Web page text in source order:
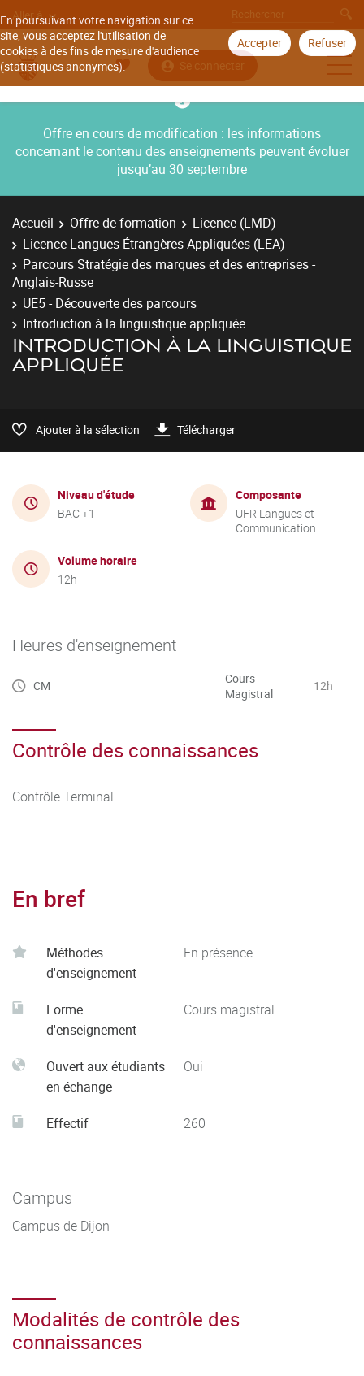
En poursuivant votre navigation sur ce
site, vous acceptez l'utilisation de
cookies à des fins de mesure d'audience
(statistiques anonymes).
Accepter Refuser
Aller à
Se connecter
Offre en cours de modification : les informations
concernant le contenu des enseignements peuvent évoluer
jusqu’au 30 septembre
Accueil Offre de formation
Licence (LMD)
Licence Langues Étrangères Appliquées (LEA)
Parcours Stratégie des marques et des entreprises -
Anglais-Russe
UE5 - Découverte des parcours
Introduction à la linguistique appliquée
INTRODUCTION À LA LINGUISTIQUE
APPLIQUÉE
Ajouter à la sélection Télécharger
Niveau d'étude
BAC +1
Composante
UFR Langues et
Communication
Volume horaire
12h
Heures d'enseignement
CM
Cours
Magistral
12h
Contrôle des connaissances
Contrôle Terminal
En bref
Méthodes
d'enseignement
En présence
Forme
d'enseignement
Cours magistral
Ouvert aux étudiants
en échange
Oui
Effectif 260
Campus
Campus de Dijon
Modalités de contrôle des
connaissances